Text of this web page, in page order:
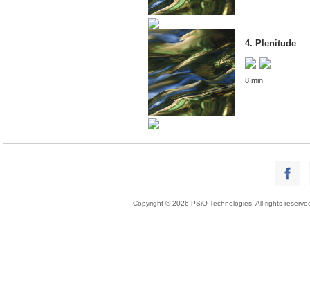
4. Plenitude
8 min.
Copyright © 2026 PSiO Technologies. All rights